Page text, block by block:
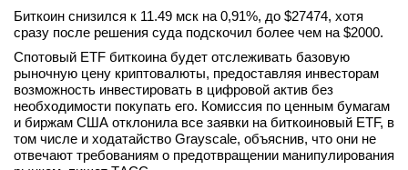
Биткоин снизился к 11.49 мск на 0,91%, до $27474, хотя
сразу после решения суда подскочил более чем на $2000.
Спотовый ETF биткоина будет отслеживать базовую
рыночную цену криптовалюты, предоставляя инвесторам
возможность инвестировать в цифровой актив без
необходимости покупать его. Комиссия по ценным бумагам
и биржам США отклонила все заявки на биткоиновый ETF, в
том числе и ходатайство Grayscale, объяснив, что они не
отвечают требованиям о предотвращении манипулирования